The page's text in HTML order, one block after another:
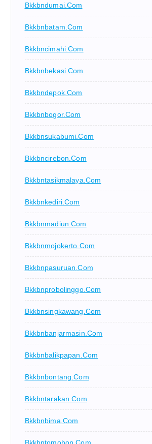
Bkkbndumai.com
Bkkbnbatam.com
Bkkbncimahi.com
Bkkbnbekasi.com
Bkkbndepok.com
Bkkbnbogor.com
Bkkbnsukabumi.com
Bkkbncirebon.com
Bkkbntasikmalaya.com
Bkkbnkediri.com
Bkkbnmadiun.com
Bkkbnmojokerto.com
Bkkbnpasuruan.com
Bkkbnprobolinggo.com
Bkkbnsingkawang.com
Bkkbnbanjarmasin.com
Bkkbnbalikpapan.com
Bkkbnbontang.com
Bkkbntarakan.com
Bkkbnbima.com
Bkkbntomohon.com